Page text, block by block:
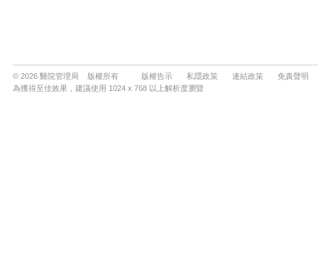
© 2026 醫院管理局 版權所有 版權告示 私隱政策 連結政策
免責聲明
為獲得至佳效果，建議使用 1024 x 768 以上解析度瀏覽